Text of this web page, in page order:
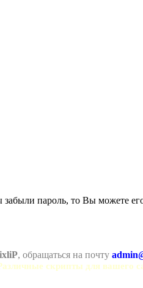
пароль, то Вы можете
, обращаться на почту
скрипты для вашего